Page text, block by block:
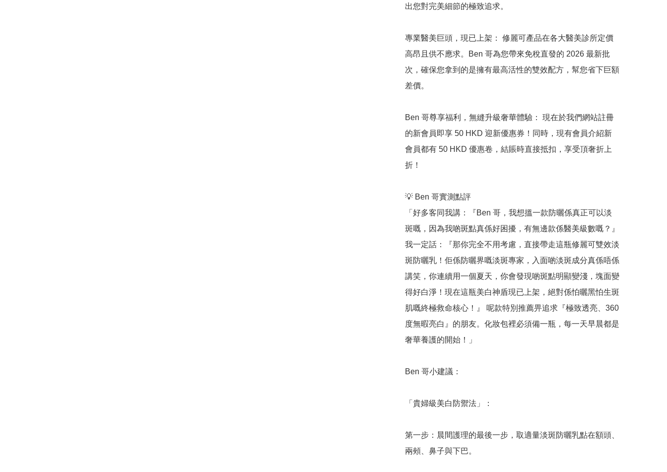
出您對完美細節的極致追求。
專業醫美巨頭，現已上架： 修麗可產品在各大醫美診所定價
高昂且供不應求。Ben 哥為您帶來免稅直發的 2026 最新批
次，確保您拿到的是擁有最高活性的雙效配方，幫您省下巨額
差價。
Ben 哥尊享福利，無縫升級奢華體驗： 現在於我們網站註冊
的新會員即享 50 HKD 迎新優惠券！同時，現有會員介紹新
會員都有 50 HKD 優惠卷，結賬時直接抵扣，享受頂奢折上
折！
💡 Ben 哥實測點評
「好多客同我講：『Ben 哥，我想搵一款防曬係真正可以淡
斑嘅，因為我啲斑點真係好困擾，有無邊款係醫美級數嘅？』
我一定話：『那你完全不用考慮，直接帶走這瓶修麗可雙效淡
斑防曬乳！佢係防曬界嘅淡斑專家，入面啲淡斑成分真係唔係
講笑，你連續用一個夏天，你會發現啲斑點明顯變淺，塊面變
得好白淨！現在這瓶美白神盾現已上架，絕對係怕曬黑怕生斑
肌嘅終極救命核心！』 呢款特別推薦畀追求『極致透亮、360
度無暇亮白』的朋友。化妝包裡必須備一瓶，每一天早晨都是
奢華養護的開始！」
Ben 哥小建議：
「貴婦級美白防禦法」：
第一步：晨間護理的最後一步，取適量淡斑防曬乳點在額頭、
兩頰、鼻子與下巴。